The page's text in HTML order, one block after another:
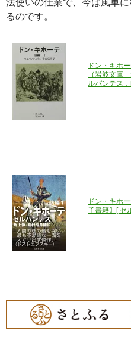
るのです。
ドン・キホ
（岩波文庫
ルバンテス
ドン・キホ
子書籍】[ セ